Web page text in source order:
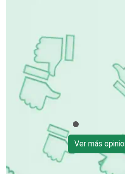
Equipos contra
Equipos de Oficina
Escuelas de Artes
Ver más